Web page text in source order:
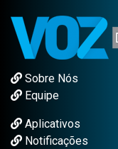
Sobre Nós
Equipe
Aplicativos
Notificações